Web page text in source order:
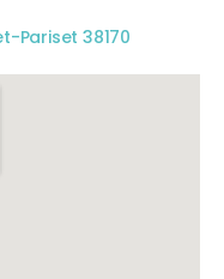
Pariset 38170